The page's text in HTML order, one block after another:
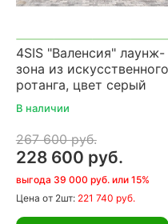
4SIS "Валенсия" лаунж-
зона из искусственного
ротанга, цвет серый
В наличии
267 600 руб.
228 600 руб.
выгода 39 000 руб. или 15%
Цена от 2шт: 221 740 руб.